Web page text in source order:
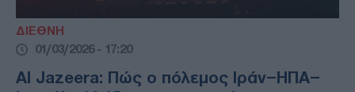
ΔΙΕΘΝΗ
01/03/2026 - 17:20
Al Jazeera: Πώς ο πόλεμος Ιράν–ΗΠΑ–